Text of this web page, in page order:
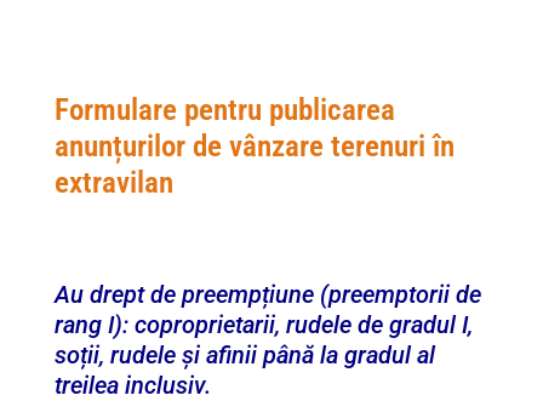
Formulare pentru publicarea
anunțurilor de vânzare terenuri în
extravilan
Au drept de preempțiune (preemptorii de
rang I): coproprietarii, rudele de gradul I,
soții, rudele și afinii până la gradul al
treilea inclusiv.